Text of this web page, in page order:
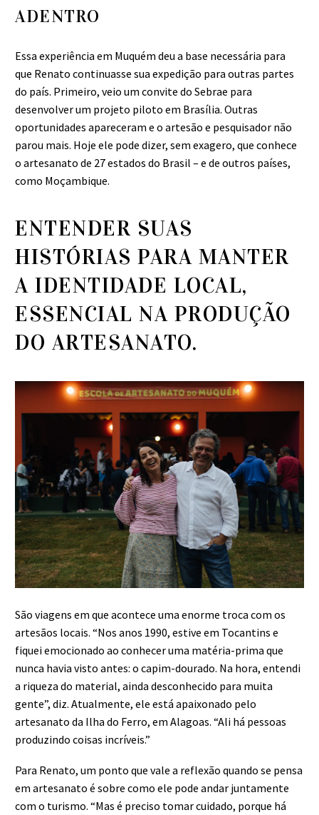
ADENTRO
Essa experiência em Muquém deu a base necessária para
que Renato continuasse sua expedição para outras partes
do país. Primeiro, veio um convite do Sebrae para
desenvolver um projeto piloto em Brasília. Outras
oportunidades apareceram e o artesão e pesquisador não
parou mais. Hoje ele pode dizer, sem exagero, que conhece
o artesanato de 27 estados do Brasil – e de outros países,
como Moçambique.
ENTENDER SUAS
HISTÓRIAS PARA MANTER
A IDENTIDADE LOCAL,
ESSENCIAL NA PRODUÇÃO
DO ARTESANATO.
São viagens em que acontece uma enorme troca com os
artesãos locais. “Nos anos 1990, estive em Tocantins e
fiquei emocionado ao conhecer uma matéria-prima que
nunca havia visto antes: o capim-dourado. Na hora, entendi
a riqueza do material, ainda desconhecido para muita
gente”, diz. Atualmente, ele está apaixonado pelo
artesanato da Ilha do Ferro, em Alagoas. “Ali há pessoas
produzindo coisas incríveis.”
Para Renato, um ponto que vale a reflexão quando se pensa
em artesanato é sobre como ele pode andar juntamente
com o turismo. “Mas é preciso tomar cuidado, porque há